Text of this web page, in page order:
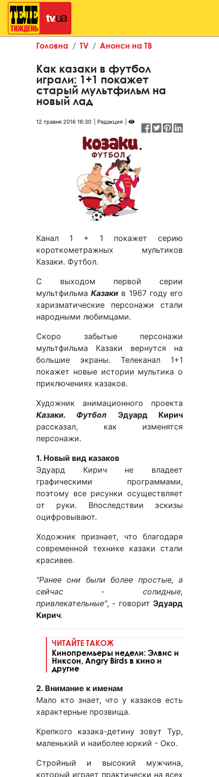
Головна TV Анонси на ТВ
Как казаки в футбол
играли: 1+1 покажет
старый мультфильм на
новый лад
12 травня 2016 16:30 Редакция
Канал 1 + 1 покажет серию
короткометражных мультиков
Казаки. Футбол.
С выходом первой серии
мультфильмаКазаки в 1967 году его
харизматические персонажи стали
народными любимцами.
Скоро забытые персонажи
мультфильма Казаки вернутся на
большие экраны. Телеканал 1+1
покажет новые истории мультика о
приключениях казаков.
Художник анимационного проекта
Казаки. Футбол
Эдуард Кирич
рассказал, как изменятся
персонажи.
1. Новый вид казаков
Эдуард Кирич не владеет
графическими программами,
поэтому все рисунки осуществляет
от руки. Впоследствии эскизы
оцифровывают.
Ходожник признает, что благодаря
современной технике казаки стали
красивее.
"Ранее они были более простые, а
сейчас - солидные,
привлекательные", - говорит Эдуард
Кирич.
ЧИТАЙТЕ ТАКОЖ
Кинопремьеры недели: Элвис и
Никсон, Angry Birds в кино и
другие
2. Внимание к именам
Мало кто знает, что у казаков есть
характерные прозвища.
Крепкого казака-детину зовут Тур,
маленький и наиболее юркий - Око.
Стройный и высокий мужчина,
который играет практически на всех